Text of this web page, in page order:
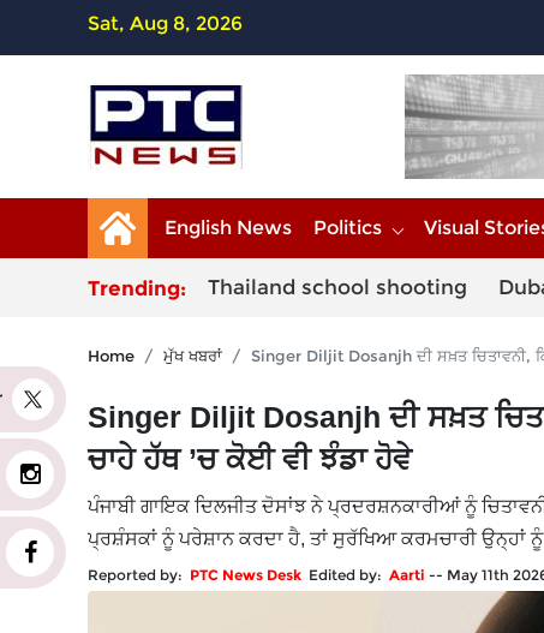
Sat, Aug 8, 2026
English News Politics Visual
Trending: Thailand school shooting
Home ਮੁੱਖ ਖਬਰਾਂ Singer Diljit Dosanjh ਦੀ ਸਖ਼ਤ ਚਿਤਾਵਨੀ,
Singer Diljit Dosanjh ਦੀ ਸਖ਼ਤ
ਚਾਹੇ ਹੱਥ ’ਚ ਕੋਈ ਵੀ ਝੰਡਾ ਹੋਵੇ
ਪੰਜਾਬੀ ਗਾਇਕ ਦਿਲਜੀਤ ਦੋਸਾਂਝ ਨੇ ਪ੍ਰਦਰਸ਼ਨਕਾਰੀਆਂ ਨੂੰ
ਪ੍ਰਸ਼ੰਸਕਾਂ ਨੂੰ ਪਰੇਸ਼ਾਨ ਕਰਦਾ ਹੈ, ਤਾਂ ਸੁਰੱਖਿਆ ਕਰਮਚਾਰੀ ਉਨ੍ਹਾਂ
Reported by: PTC News Desk Edited by: Aarti -- May 11th